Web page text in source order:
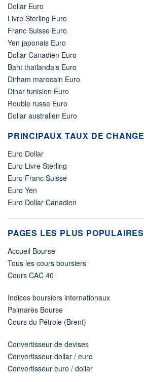
Dollar Euro
Livre Sterling Euro
Franc Suisse Euro
Yen japonais Euro
Dollar Canadien Euro
Baht thaïlandais Euro
Dirham marocain Euro
Dinar tunisien Euro
Rouble russe Euro
Dollar australien Euro
PRINCIPAUX TAUX DE CHANGE
Euro Dollar
Euro Livre Sterling
Euro Franc Suisse
Euro Yen
Euro Dollar Canadien
PAGES LES PLUS POPULAIRES
Accueil Bourse
Tous les cours boursiers
Cours CAC 40
Indices boursiers internationaux
Palmarès Bourse
Cours du Pétrole (Brent)
Convertisseur de devises
Convertisseur dollar / euro
Convertisseur euro / dollar